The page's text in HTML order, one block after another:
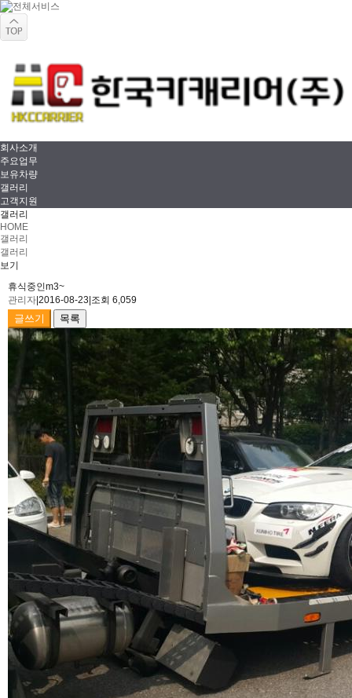
회사소개
주요업무
보유차량
갤러리
고객지원
갤러리
HOME
갤러리
갤러리
보기
휴식중인m3~
관리자 2016-08-23 조회 6,059
글쓰기 목록